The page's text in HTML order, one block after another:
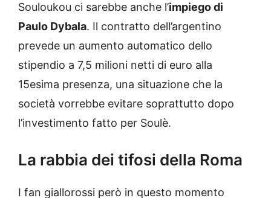
Souloukou ci sarebbe anche l’impiego di
Paulo Dybala. Il contratto dell’argentino
prevede un aumento automatico dello
stipendio a 7,5 milioni netti di euro alla
15esima presenza, una situazione che la
società vorrebbe evitare soprattutto dopo
l’investimento fatto per Soulè.
La rabbia dei tifosi della Roma
I fan giallorossi però in questo momento